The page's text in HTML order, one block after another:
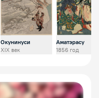
Окунинуси
XIX век
Аматэрасу
1856 год